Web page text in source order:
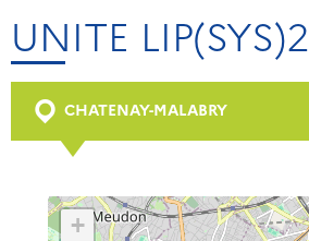
UNITE LIP(SYS)2
CHATENAY-MALABRY
+